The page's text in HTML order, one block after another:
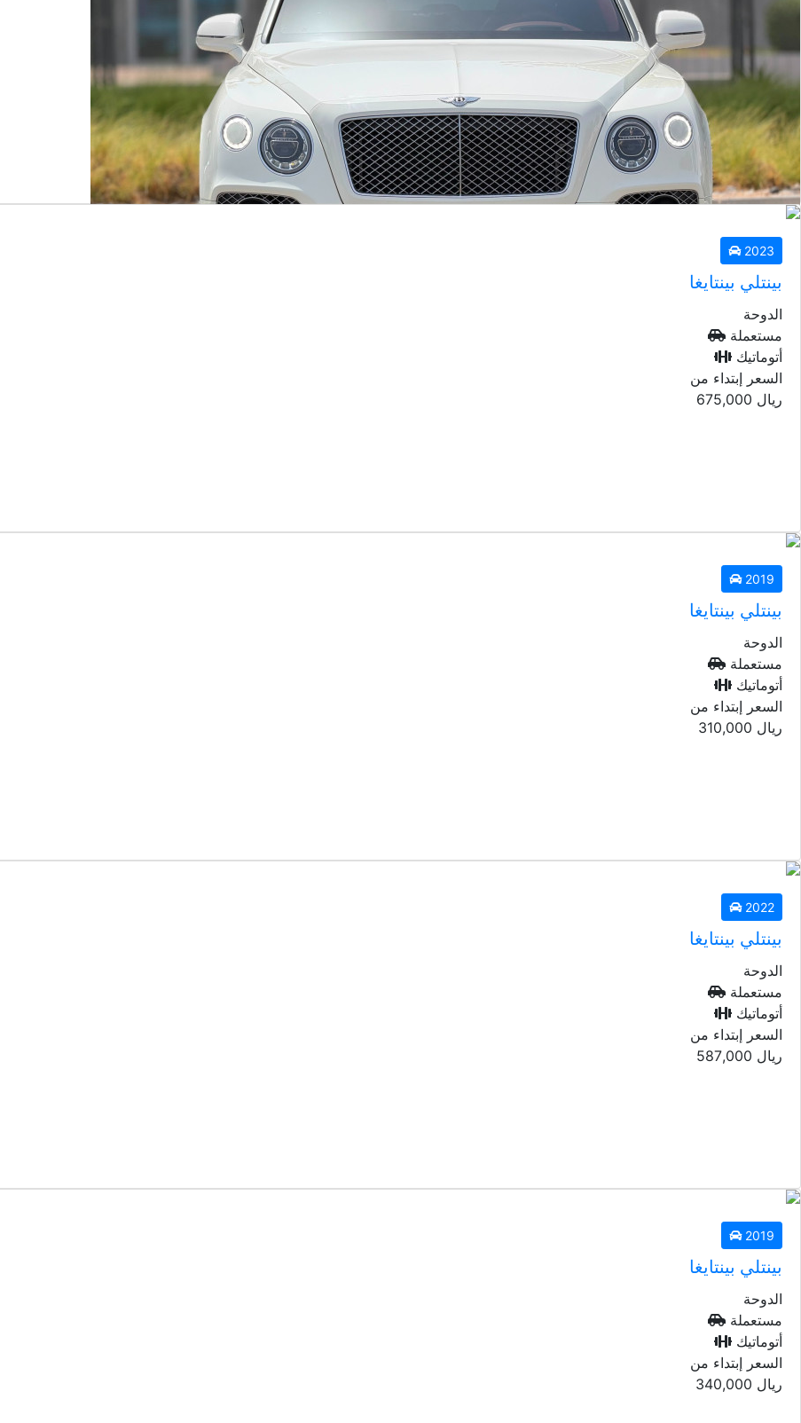
السعر إبتداء من
310,000ريال
2023
بينتلي بينتايغا
الدوحة
مستعملة
أتوماتيك
السعر إبتداء من
675,000 ريال
2019
بينتلي بينتايغا
الدوحة
مستعملة
أتوماتيك
السعر إبتداء من
310,000 ريال
2022
بينتلي بينتايغا
الدوحة
مستعملة
أتوماتيك
السعر إبتداء من
587,000 ريال
2019
بينتلي بينتايغا
الدوحة
مستعملة
أتوماتيك
السعر إبتداء من
340,000 ريال